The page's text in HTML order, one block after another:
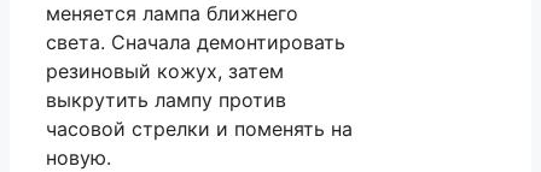
меняется лампа ближнего
света. Сначала демонтировать
резиновый кожух, затем
выкрутить лампу против
часовой стрелки и поменять на
новую.